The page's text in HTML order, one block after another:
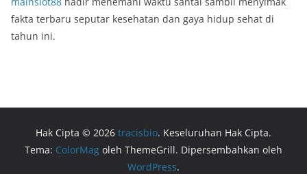
fakta terbaru seputar kesehatan dan gaya hidup sehat di
tahun ini.
Hak Cipta © 2026 tracisbio. Keseluruhan Hak Cipta.
Tema: ColorMag oleh ThemeGrill. Dipersembahkan oleh
WordPress.